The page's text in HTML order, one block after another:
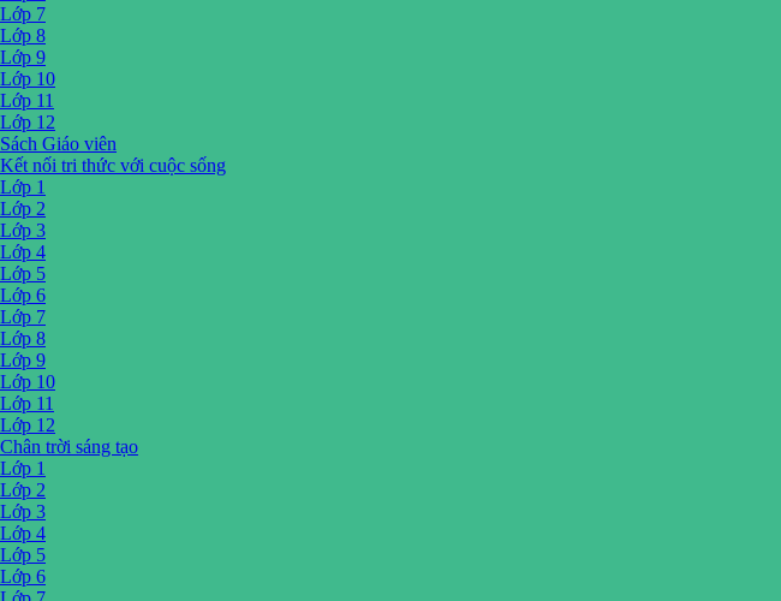
Lớp 7
Lớp 8
Lớp 9
Lớp 10
Lớp 11
Lớp 12
Sách Giáo viên
Kết nối tri thức với cuộc sống
Lớp 1
Lớp 2
Lớp 3
Lớp 4
Lớp 5
Lớp 6
Lớp 7
Lớp 8
Lớp 9
Lớp 10
Lớp 11
Lớp 12
Chân trời sáng tạo
Lớp 1
Lớp 2
Lớp 3
Lớp 4
Lớp 5
Lớp 6